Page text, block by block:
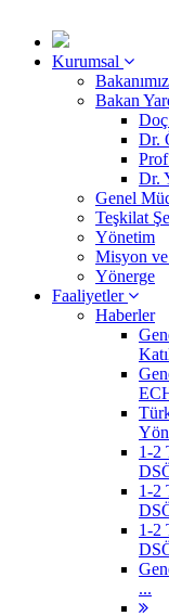
Kurumsal
Bakanımız
Bakan
Dr.
Dr.
Genel
Teşkilat
Yönetim
Misyon
Yönerge
Faaliyetler
Haberler
1-2
1-2
1-2
...